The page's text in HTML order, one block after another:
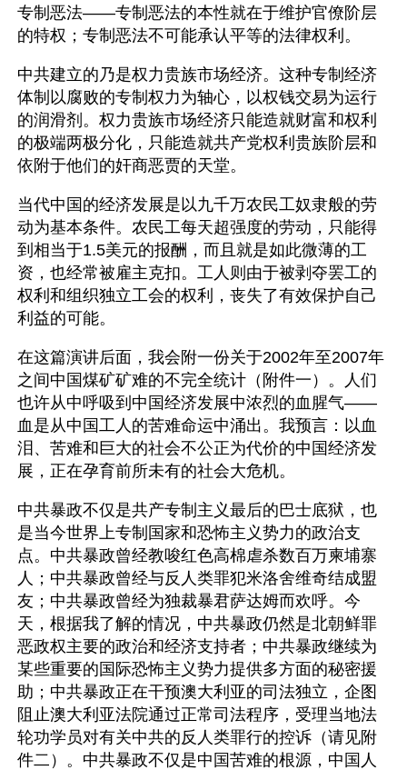
专制恶法——专制恶法的本性就在于维护官僚阶层
的特权；专制恶法不可能承认平等的法律权利。
中共建立的乃是权力贵族市场经济。这种专制经济
体制以腐败的专制权力为轴心，以权钱交易为运行
的润滑剂。权力贵族市场经济只能造就财富和权利
的极端两极分化，只能造就共产党权利贵族阶层和
依附于他们的奸商恶贾的天堂。
当代中国的经济发展是以九千万农民工奴隶般的劳
动为基本条件。农民工每天超强度的劳动，只能得
到相当于1.5美元的报酬，而且就是如此微薄的工
资，也经常被雇主克扣。工人则由于被剥夺罢工的
权利和组织独立工会的权利，丧失了有效保护自己
利益的可能。
在这篇演讲后面，我会附一份关于2002年至2007年
之间中国煤矿矿难的不完全统计（附件一）。人们
也许从中呼吸到中国经济发展中浓烈的血腥气——
血是从中国工人的苦难命运中涌出。我预言：以血
泪、苦难和巨大的社会不公正为代价的中国经济发
展，正在孕育前所未有的社会大危机。
中共暴政不仅是共产专制主义最后的巴士底狱，也
是当今世界上专制国家和恐怖主义势力的政治支
点。中共暴政曾经教唆红色高棉虐杀数百万柬埔寨
人；中共暴政曾经与反人类罪犯米洛舍维奇结成盟
友；中共暴政曾经为独裁暴君萨达姆而欢呼。今
天，根据我了解的情况，中共暴政仍然是北朝鲜罪
恶政权主要的政治和经济支持者；中共暴政继续为
某些重要的国际恐怖主义势力提供多方面的秘密援
助；中共暴政正在干预澳大利亚的司法独立，企图
阻止澳大利亚法院通过正常司法程序，受理当地法
轮功学员对有关中共的反人类罪行的控诉（请见附
件二）。中共暴政不仅是中国苦难的根源，中国人